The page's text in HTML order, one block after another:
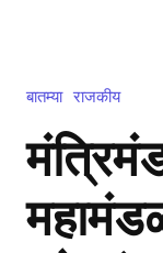
बातम्या राजकीय